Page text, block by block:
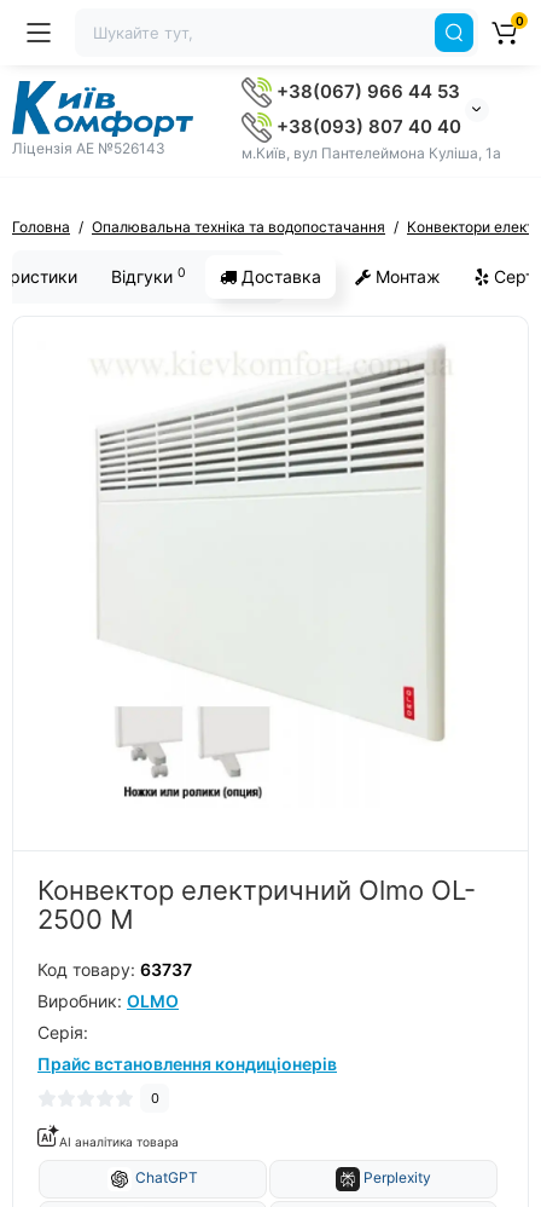
Ліцензія AE №526143
+38(067) 966 44 53
+38(093) 807 40 40
м.Київ, вул Пантелеймона Куліша, 1а
0
Головна Опалювальна техніка та водопостачання Конвектори
Відгуки 0 Доставка Монтаж
Конвектор електричний Olmo OL-
2500 M
Код товару: 63737
Виробник: OLMO
Серiя:
Прайс встановлення кондиціонерів
0
AI аналітика товара
ChatGPT Perplexity